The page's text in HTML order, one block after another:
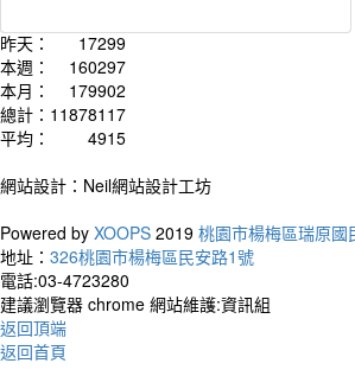
昨天：
17299
本週：
160297
本月：
179902
總計： 11878117
平均：
4915
網站設計：Neil網站設計工坊
Powered by XOOPS 2019 桃園市楊梅區瑞原國
地址： 326桃園市楊梅區民安路1號
電話:03-4723280
建議瀏覽器 chrome 網站維護:資訊組
返回頂端
返回首頁